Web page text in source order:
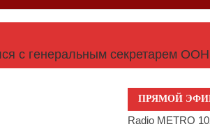
с генеральным секретарем
ПРЯМОЙ
Radio METRO